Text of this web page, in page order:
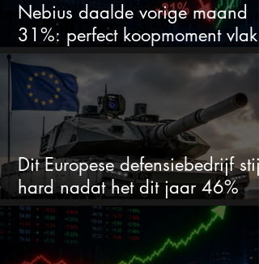
Nebius daalde vorige maand
31%: perfect koopmoment vlak
voor kwartaalcijfers?
Dit Europese defensiebedrijf
hard nadat het dit jaar 46%
daalde: mooie koopkans?